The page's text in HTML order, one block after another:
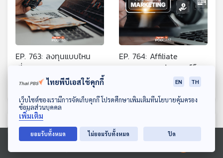
ดาวน์โหลด Thai PBS Podcast Application
Ⓒ 2020 องค์การกระจายเสียงและแพร่ภาพสาธารณะแห่งประเทศไทย
EP. 763: ลงทุนแบบไหน
เสี่ยงโดนหลอก !!
เศรษฐกิจติดบ้าน
EP. 764: Affiliate
Marketing แค่แปะลิงก์ก็ได้
ตอนที่เกี่ยวข้อง
ไทยพีบีเอสใช้คุกกี้ EN TH
เว็บไซต์ของเรามีการจัดเก็บคุกกี้ โปรดศึกษาเพิ่มเติมที่นโยบายคุ้มครอง
ข้อมูลส่วนบุคคล
เพิ่มเติม
ยอมรับทั้งหมด ไม่ยอมรับทั้งหมด ปิด